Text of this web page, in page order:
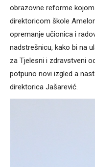
obrazovne reforme
direktoricom škole
opremanje učionica i
nadstrešnicu, kako bi na
za Tjelesni i zdravstveni
potpuno novi izgled a
direktorica Jašarević.